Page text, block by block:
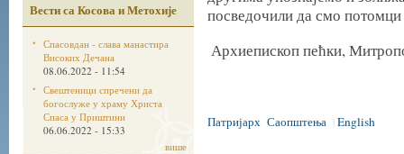
Вести са Косова и Метохије
Спасовдан - слава манастира
Високих Дечана
08.06.2022 - 11:54
Свештеници спречени да
богослуже у храму Христа
Спаса у Приштини
06.06.2022 - 15:33
више
посведочили да смо
Архиепископ пећки,
Патријарх Саопштења English